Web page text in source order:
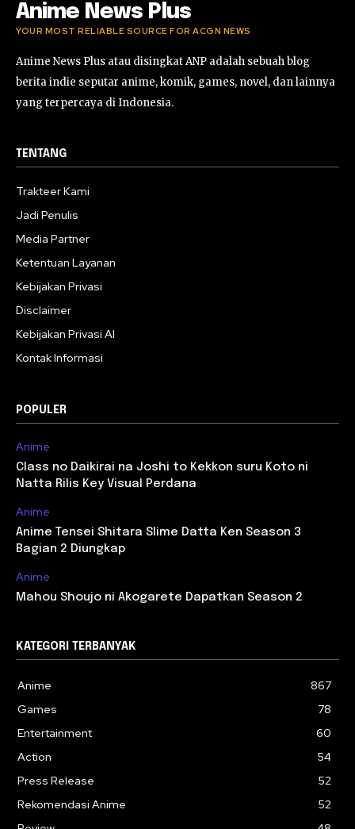
Anime News Plus
YOUR MOST RELIABLE SOURCE FOR ACGN NEWS
Anime News Plus atau disingkat ANP adalah sebuah blog
berita indie seputar anime, komik, games, novel, dan lainnya
yang terpercaya di Indonesia.
TENTANG
Trakteer Kami
Jadi Penulis
Media Partner
Ketentuan Layanan
Kebijakan Privasi
Disclaimer
Kebijakan Privasi AI
Kontak Informasi
POPULER
Anime
Class no Daikirai na Joshi to Kekkon suru Koto ni
Natta Rilis Key Visual Perdana
Anime
Anime Tensei Shitara Slime Datta Ken Season 3
Bagian 2 Diungkap
Anime
Mahou Shoujo ni Akogarete Dapatkan Season 2
KATEGORI TERBANYAK
Anime
867
Games
78
Entertainment
60
Action
54
Press Release
52
Rekomendasi Anime
52